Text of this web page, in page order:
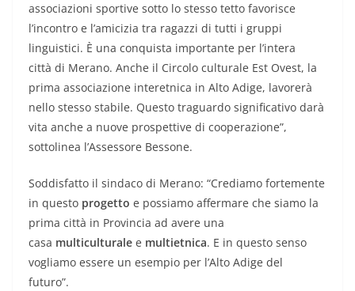
associazioni sportive sotto lo stesso tetto favorisce
l’incontro e l’amicizia tra ragazzi di tutti i gruppi
linguistici. È una conquista importante per l’intera
città di Merano. Anche il Circolo culturale Est Ovest, la
prima associazione interetnica in Alto Adige, lavorerà
nello stesso stabile. Questo traguardo significativo darà
vita anche a nuove prospettive di cooperazione”,
sottolinea l’Assessore Bessone.
Soddisfatto il sindaco di Merano: “Crediamo fortemente
in questo progetto e possiamo affermare che siamo la
prima città in Provincia ad avere una
casa multiculturale e multietnica. E in questo senso
vogliamo essere un esempio per l’Alto Adige del
futuro”.